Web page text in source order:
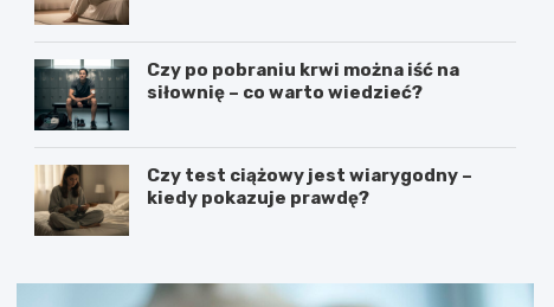
Czy po pobraniu krwi można iść na
siłownię – co warto wiedzieć?
Czy test ciążowy jest wiarygodny –
kiedy pokazuje prawdę?